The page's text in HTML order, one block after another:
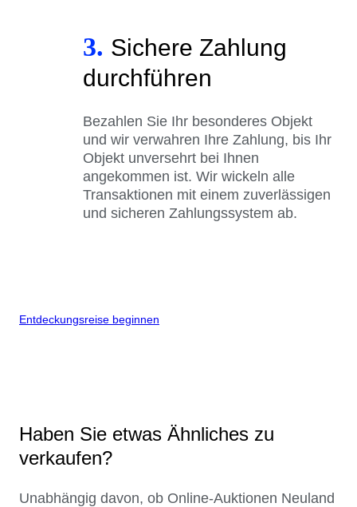
3. Sichere Zahlung
durchführen
Bezahlen Sie Ihr besonderes Objekt
und wir verwahren Ihre Zahlung, bis Ihr
Objekt unversehrt bei Ihnen
angekommen ist. Wir wickeln alle
Transaktionen mit einem zuverlässigen
und sicheren Zahlungssystem ab.
Entdeckungsreise beginnen
Haben Sie etwas Ähnliches zu
verkaufen?
Unabhängig davon, ob Online-Auktionen Neuland